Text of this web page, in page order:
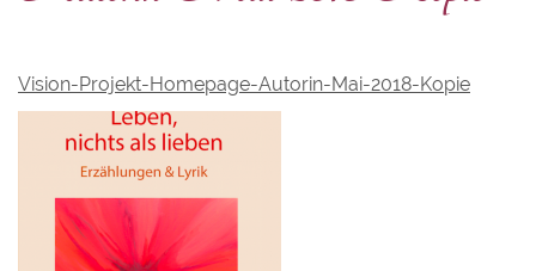
Vision-Projekt-Homepage-Autorin-Mai-2018-Kopie